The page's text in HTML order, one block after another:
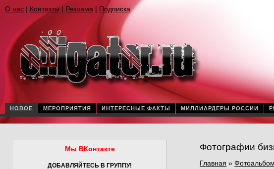
О нас | Контакты | Реклама | Подписка
НОВОЕ МЕРОПРИЯТИЯ ИНТЕРЕСНЫЕ ФАКТЫ МИЛЛИАРДЕРЫ РОССИИ
Мы ВКонтакте
ДОБАВЛЯЙТЕСЬ В ГРУППУ!
Фотографии
Главная »Фотоальбом